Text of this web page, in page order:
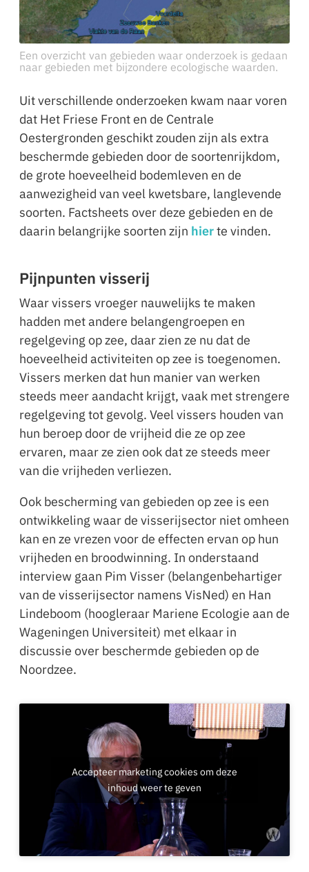
Een overzicht van gebieden waar onderzoek is gedaan
naar gebieden met bijzondere ecologische waarden.
Uit verschillende onderzoeken kwam naar voren
dat Het Friese Front en de Centrale
Oestergronden geschikt zouden zijn als extra
beschermde gebieden door de soortenrijkdom,
de grote hoeveelheid bodemleven en de
aanwezigheid van veel kwetsbare, langlevende
soorten. Factsheets over deze gebieden en de
daarin belangrijke soorten zijn hierte vinden.
Pijnpunten visserij
Waar vissers vroeger nauwelijks te maken
hadden met andere belangengroepen en
regelgeving op zee, daar zien ze nu dat de
hoeveelheid activiteiten op zee is toegenomen.
Vissers merken dat hun manier van werken
steeds meer aandacht krijgt, vaak met strengere
regelgeving tot gevolg. Veel vissers houden van
hun beroep door de vrijheid die ze op zee
ervaren, maar ze zien ook dat ze steeds meer
van die vrijheden verliezen.
Ook bescherming van gebieden op zee is een
ontwikkeling waar de visserijsector niet omheen
kan en ze vrezen voor de effecten ervan op hun
vrijheden en broodwinning. In onderstaand
interview gaan Pim Visser (belangenbehartiger
van de visserijsector namens VisNed) en Han
Lindeboom (hoogleraar Mariene Ecologie aan de
Wageningen Universiteit) met elkaar in
discussie over beschermde gebieden op de
Noordzee.
Accepteer marketing cookies om deze
inhoud weer te geven